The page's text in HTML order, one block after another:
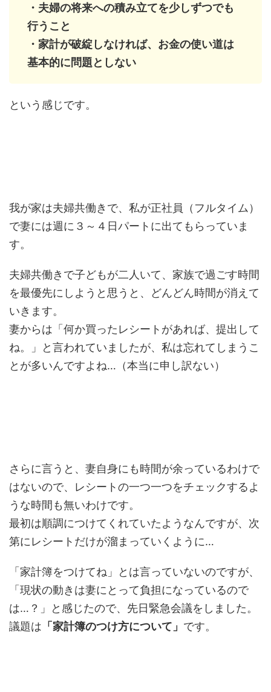
・夫婦の将来への積み立てを少しずつでも
行うこと
・家計が破綻しなければ、お金の使い道は
基本的に問題としない
という感じです。
我が家は夫婦共働きで、私が正社員（フルタイム）
で妻には週に３～４日パートに出てもらっていま
す。
夫婦共働きで子どもが二人いて、家族で過ごす時間
を最優先にしようと思うと、どんどん時間が消えて
いきます。
妻からは「何か買ったレシートがあれば、提出して
ね。」と言われていましたが、私は忘れてしまうこ
とが多いんですよね…（本当に申し訳ない）
さらに言うと、妻自身にも時間が余っているわけで
はないので、レシートの一つ一つをチェックするよ
うな時間も無いわけです。
最初は順調につけてくれていたようなんですが、次
第にレシートだけが溜まっていくように…
「家計簿をつけてね」とは言っていないのですが、
「現状の動きは妻にとって負担になっているので
は…？」と感じたので、先日緊急会議をしました。
議題は 「家計簿のつけ方について」 です。